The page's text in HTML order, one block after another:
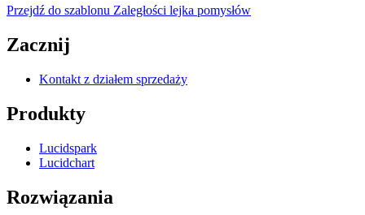
Przejdź do szablonu Zaległości lejka pomysłów
Zacznij
Kontakt z działem sprzedaży
Produkty
Lucidspark
Lucidchart
Rozwiązania